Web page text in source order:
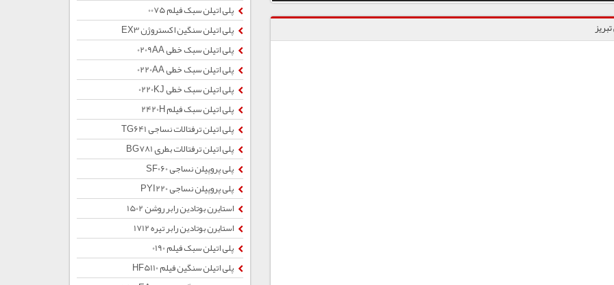
پلی اتیلن سبک فیلم 0075
پلی اتیلن سنگین اکستروژن EX3
پلی اتیلن سبک خطی 0209AA
پلی اتیلن سبک خطی 0220AA
پلی اتیلن سبک خطی 0220KJ
پلی اتیلن سبک فیلم 2420H
پلی اتیلن ترفتالات نساجی TG641
پلی اتیلن ترفتالات بطری BG781
پلی پروپیلن نساجی SF060
پلی پروپیلن نساجی PYI220
استایرن بوتادین رابر روشن 1502
استایرن بوتادین رابر تیره 1712
پلی اتیلن سبک فیلم 0190
پلی اتیلن سنگین فیلم HF5110